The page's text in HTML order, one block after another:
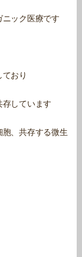
ック医療です
おり
しています
、共存する微生